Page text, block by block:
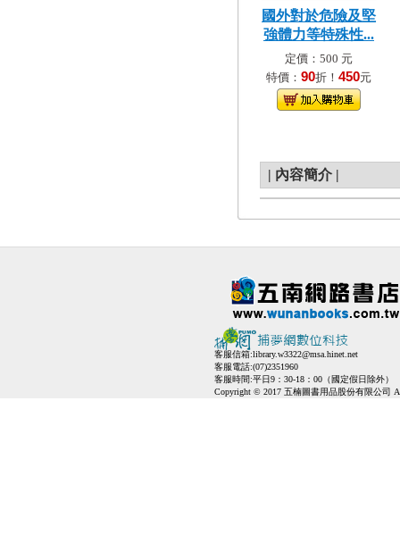
國外對於危險及堅
強體力等特殊性...
定價：500 元
特價： 90折！ 450元
| 內容簡介 |
客服信箱:library.w3322@msa.hinet.net
客服電話:(07)2351960
客服時間:平日9：30-18：00（國定假日除外）
Copyright © 2017 五楠圖書用品股份有限公司